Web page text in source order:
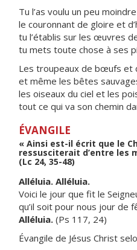
Tu l’as voulu un peu
le couronnant de gloire et
tu l’établis sur les œuvres
tu mets toute chose à ses
Les troupeaux de bœufs et
et même les bêtes
les oiseaux du ciel et les
tout ce qui va son chemin
ÉVANGILE
« Ainsi est-il écrit que le
ressusciterait d’entre les
(Lc 24, 35-48)
Alléluia. Alléluia.
Voici le jour que fit le
qu’il soit pour nous jour de
Alléluia. (Ps 117, 24)
Évangile de Jésus Christ